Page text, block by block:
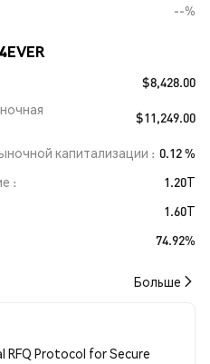
--%
$8,428.00
$11,249.00
капитализации
0.12 %
1.20T
1.60T
74.92%
Больше
RFQ Protocol for Secure